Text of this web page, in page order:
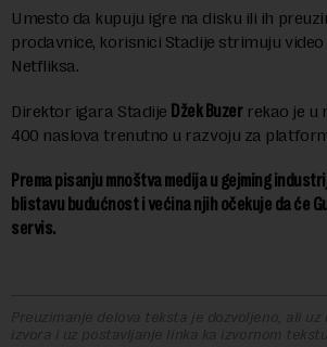
Umesto da kupuju igre na disku ili ih
prodavnice, korisnici Stadije strimuju
Netfliksa.
Direktor igara Stadije Džek Buzerrekao je u
400 naslova trenutno u razvoju za
Prema pisanju mnoštva medija u gejming
blistavu budućnost i većina njih očekuje da će
servis.
Preuzimanje delova teksta je dozvoljeno, ali uz
izvora i uz postavljanje linka ka izvornom tekstu